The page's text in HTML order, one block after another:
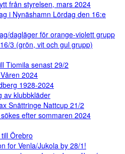
från styrelsen, mars 2024
i Nynäshamn Lördag den 16:e
dagläger för orange-violett grupp
3 (grön, vit och gul grupp)
Tiomila senast 29/2
2024
1928-2024
av klubbkläder
Snättringe Nattcup 21/2
efter sommaren 2024
Örebro
for Venla/Jukola by 28/1!